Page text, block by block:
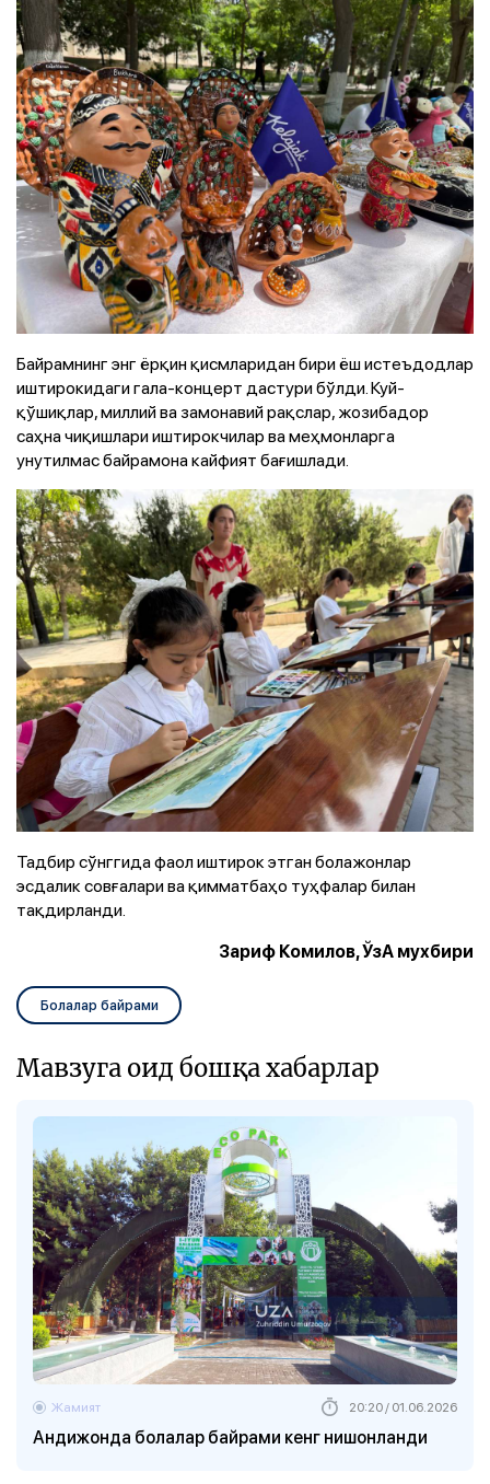
Байрамнинг энг ёрқин қисмларидан бири ёш истеъдодлар
иштирокидаги гала-концерт дастури бўлди. Куй-
қўшиқлар, миллий ва замонавий рақслар, жозибадор
саҳна чиқишлари иштирокчилар ва меҳмонларга
унутилмас байрамона кайфият бағишлади.
Тадбир сўнггида фаол иштирок этган болажонлар
эсдалик совғалари ва қимматбаҳо туҳфалар билан
тақдирланди.
Зариф Комилов, ЎзА мухбири
Болалар байрами
Мавзуга оид бошқа хабарлар
Андижонда болалар байрами кенг нишонланди
Жамият 20:20 / 01.06.2026